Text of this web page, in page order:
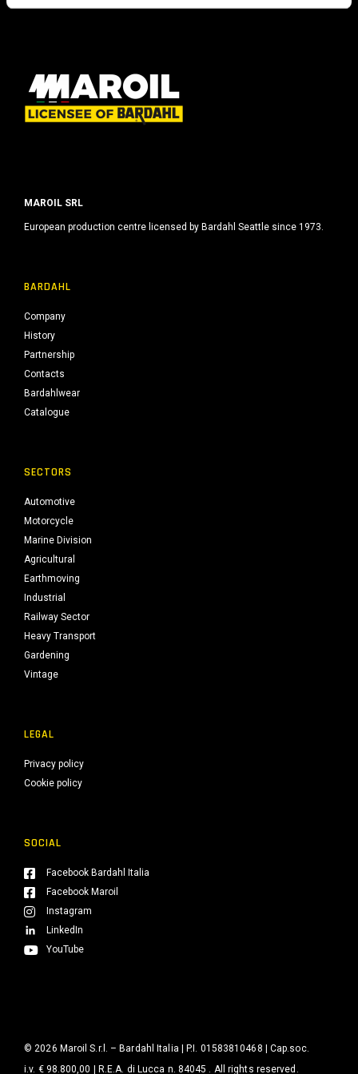
MAROIL SRL
European production centre licensed by Bardahl Seattle since 1973.
BARDAHL
Company
History
Partnership
Contacts
Bardahlwear
Catalogue
SECTORS
Automotive
Motorcycle
Marine Division
Agricultural
Earthmoving
Industrial
Railway Sector
Heavy Transport
Gardening
Vintage
LEGAL
Privacy policy
Cookie policy
SOCIAL
Facebook Bardahl Italia
Facebook Maroil
Instagram
LinkedIn
YouTube
© 2026 Maroil S.r.l. – Bardahl Italia | P.I. 01583810468 | Cap.soc.
i.v. € 98.800,00 | R.E.A. di Lucca n. 84045 . All rights reserved.